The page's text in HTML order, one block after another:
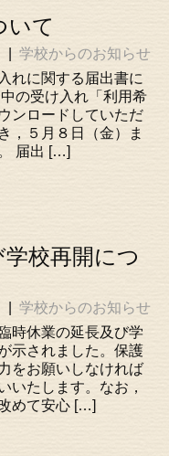
いて
学校からのお知らせ
れに関する届出書に
の受け入れ「利用希
ンロードしていただ
，５月８日（金）ま
届出 […]
校再開につ
学校からのお知らせ
時休業の延長及び学
示されました。保護
をお願いしなければ
いたします。なお，
めて安心 […]